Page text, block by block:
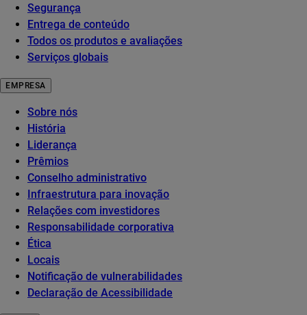
Segurança
Entrega de conteúdo
Todos os produtos e avaliações
Serviços globais
EMPRESA
Sobre nós
História
Liderança
Prêmios
Conselho administrativo
Infraestrutura para inovação
Relações com investidores
Responsabilidade corporativa
Ética
Locais
Notificação de vulnerabilidades
Declaração de Acessibilidade